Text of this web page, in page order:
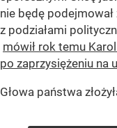
nie będę
z podziałami
mówił rok temu
po zaprzysiężeniu na
Głowa państwa